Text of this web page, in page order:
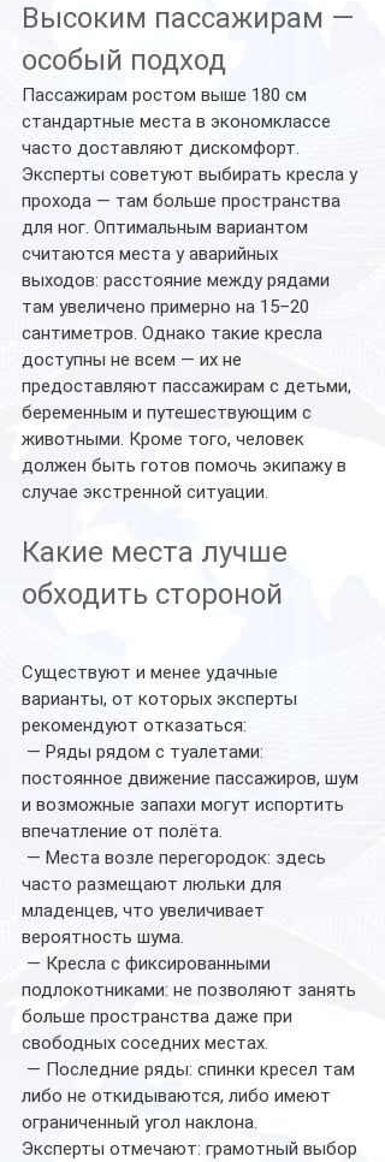
Высоким пассажирам —
особый подход
Пассажирам ростом выше 180 см
стандартные места в экономклассе
часто доставляют дискомфорт.
Эксперты советуют выбирать кресла у
прохода — там больше пространства
для ног. Оптимальным вариантом
считаются места у аварийных
выходов: расстояние между рядами
там увеличено примерно на 15–20
сантиметров. Однако такие кресла
доступны не всем — их не
предоставляют пассажирам с детьми,
беременным и путешествующим с
животными. Кроме того, человек
должен быть готов помочь экипажу в
случае экстренной ситуации.
Какие места лучше
обходить стороной
Существуют и менее удачные
варианты, от которых эксперты
рекомендуют отказаться:
постоянное движение пассажиров, шум
и возможные запахи могут испортить
впечатление от полёта.
часто размещают люльки для
младенцев, что увеличивает
вероятность шума.
подлокотниками: не позволяют занять
больше пространства даже при
свободных соседних местах.
либо не откидываются, либо имеют
ограниченный угол наклона.
Эксперты отмечают: грамотный выбор